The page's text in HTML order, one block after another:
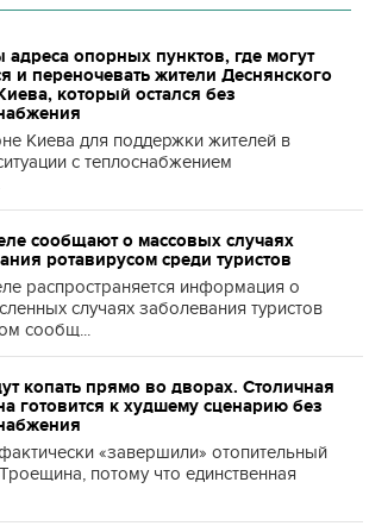
адреса опорных пунктов, где могут
и переночевать жители Деснянского
который остался без
Киева для поддержки жителей в
с теплоснабжением
сообщают о массовых случаях
ротавирусом среди туристов
распространяется информация о
случаях заболевания туристов
сообщ...
копать прямо во дворах. Столичная
готовится к худшему сценарию без
«завершили» отопительный
потому что единственная